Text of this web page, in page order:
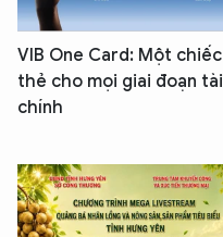
VIB One Card: Một chiếc
thẻ cho mọi giai đoạn tài
chính